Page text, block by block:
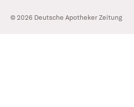
© 2026 Deutsche Apotheker Zeitung